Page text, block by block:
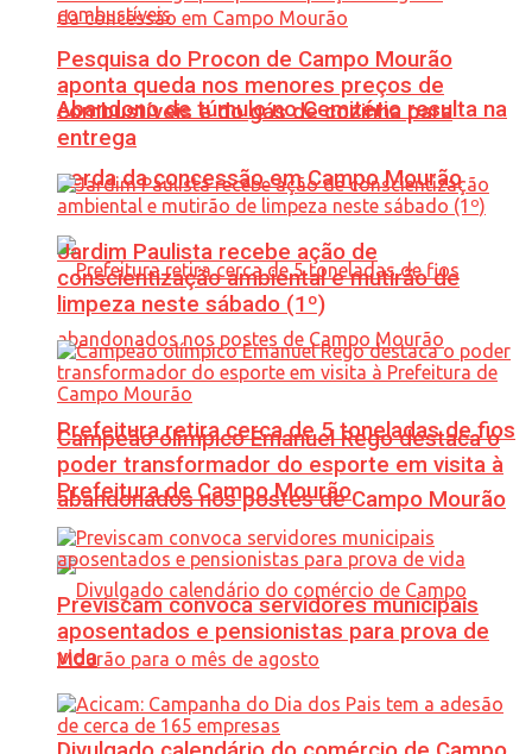
Abandono de túmulo no Cemitério resulta na
perda da concessão em Campo Mourão
Prefeitura retira cerca de 5 toneladas de fios
abandonados nos postes de Campo Mourão
Pesquisa do Procon de Campo Mourão
aponta queda nos menores preços de
combustíveis e do gás de cozinha para
entrega
Jardim Paulista recebe ação de
conscientização ambiental e mutirão de
limpeza neste sábado (1º)
Campeão olímpico Emanuel Rego destaca o
poder transformador do esporte em visita à
Prefeitura de Campo Mourão
Previscam convoca servidores municipais
aposentados e pensionistas para prova de
vida